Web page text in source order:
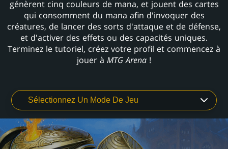
génèrent cinq couleurs de mana, et jouent des cartes
qui consomment du mana afin d'invoquer des
créatures, de lancer des sorts d'attaque et de défense,
et d'activer des effets ou des capacités uniques.
Terminez le tutoriel, créez votre profil et commencez à
jouer à MTG Arena !